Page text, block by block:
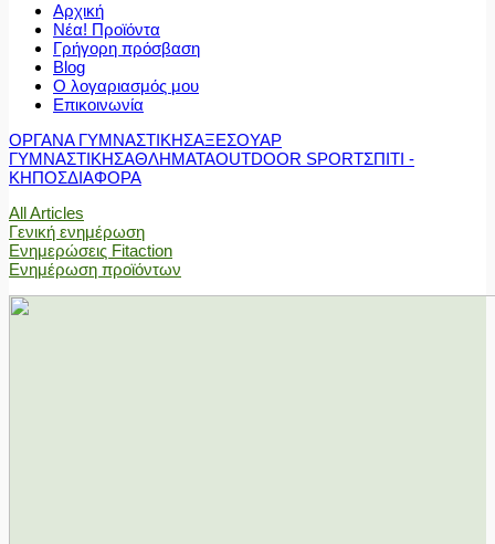
Αρχική
Νέα! Προϊόντα
Γρήγορη πρόσβαση
Blog
Ο λογαριασμός μου
Επικοινωνία
ΟΡΓΑΝΑ ΓΥΜΝΑΣΤΙΚΗΣΑΞΕΣΟΥΑΡ
ΓΥΜΝΑΣΤΙΚΗΣΑΘΛΗΜΑΤΑOUTDOOR SPORTΣΠΙΤΙ -
ΚΗΠΟΣΔΙΑΦΟΡΑ
All Articles
Γενική ενημέρωση
Ενημερώσεις Fitaction
Ενημέρωση προϊόντων